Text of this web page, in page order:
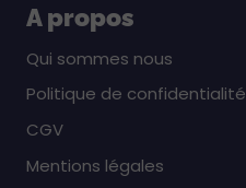
A propos
Qui sommes nous
Politique de confidentialité
CGV
Mentions légales